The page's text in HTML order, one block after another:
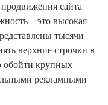
сайта
– это высокая
тысячи
верхние строчки в
обойти крупных
рекламными